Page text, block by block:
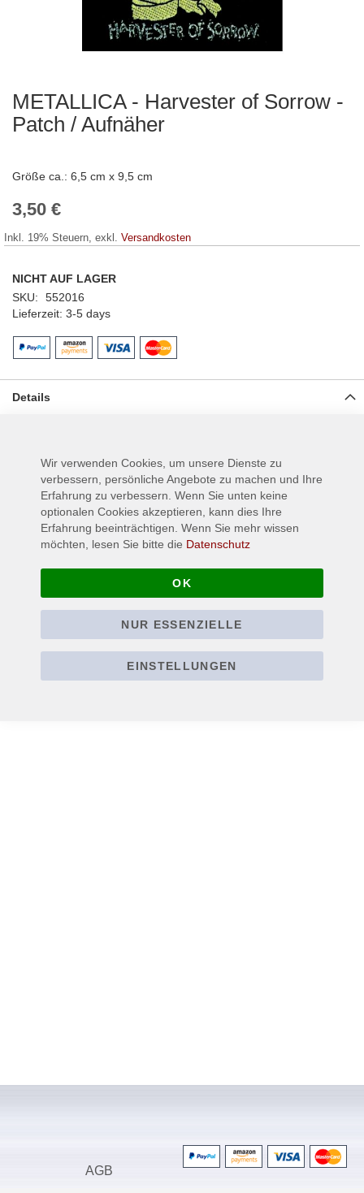
METALLICA - Harvester of Sorrow -
Patch / Aufnäher
Größe ca.: 6,5 cm x 9,5 cm
3,50 €
Inkl. 19% Steuern, exkl. Versandkosten
NICHT AUF LAGER
SKU
552016
Lieferzeit 3-5 days
Zum
der
Details
Mehr Informationen
AGB
Wir verwenden Cookies, um unsere Dienste zu
verbessern, persönliche Angebote zu machen und Ihre
Erfahrung zu verbessern. Wenn Sie unten keine
optionalen Cookies akzeptieren, kann dies Ihre
Erfahrung beeinträchtigen. Wenn Sie mehr wissen
möchten, lesen Sie bitte die Datenschutz
OK
NUR ESSENZIELLE
EINSTELLUNGEN